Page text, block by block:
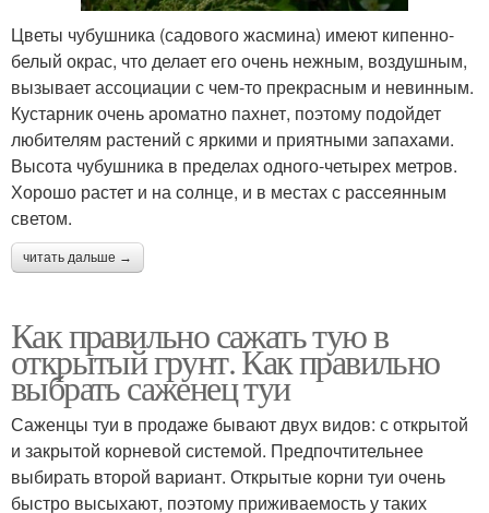
Цветы чубушника (садового жасмина) имеют кипенно-
белый окрас, что делает его очень нежным, воздушным,
вызывает ассоциации с чем-то прекрасным и невинным.
Кустарник очень ароматно пахнет, поэтому подойдет
любителям растений с яркими и приятными запахами.
Высота чубушника в пределах одного-четырех метров.
Хорошо растет и на солнце, и в местах с рассеянным
светом.
читать дальше →
Как правильно сажать тую в
открытый грунт. Как правильно
выбрать саженец туи
Саженцы туи в продаже бывают двух видов: с открытой
и закрытой корневой системой. Предпочтительнее
выбирать второй вариант. Открытые корни туи очень
быстро высыхают, поэтому приживаемость у таких